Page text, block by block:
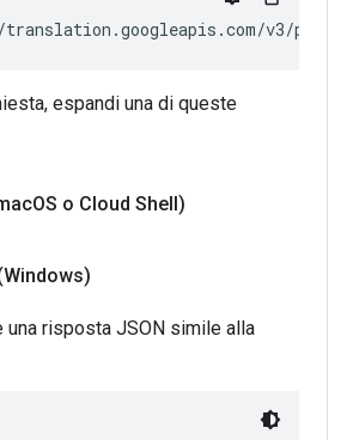
v3/
espandi una di queste
OS o Cloud Shell)
una risposta JSON simile alla